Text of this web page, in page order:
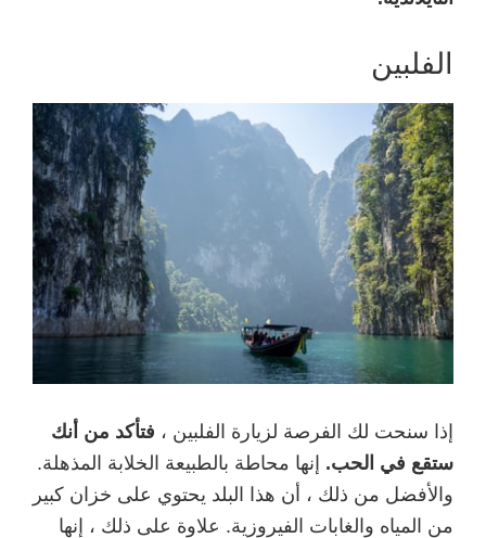
الفلبين
إذا سنحت لك الفرصة لزيارة الفلبين ، فتأكد من أنك
ستقع في الحب. إنها محاطة بالطبيعة الخلابة المذهلة.
والأفضل من ذلك ، أن هذا البلد يحتوي على خزان كبير
من المياه والغابات الفيروزية. علاوة على ذلك ، إنها